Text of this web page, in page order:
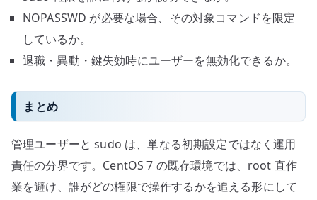
NOPASSWD が必要な場合、その対象コマンドを限定
しているか。
退職・異動・鍵失効時にユーザーを無効化できるか。
まとめ
管理ユーザーと sudo は、単なる初期設定ではなく運用
責任の分界です。CentOS 7 の既存環境では、root 直作
業を避け、誰がどの権限で操作するかを追える形にして